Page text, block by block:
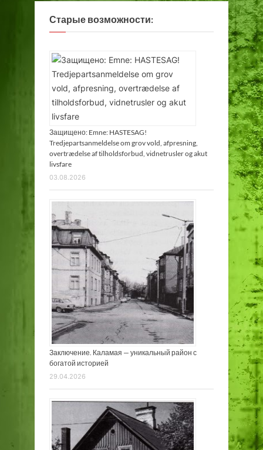
Старые возможности:
Защищено: Emne: HASTESAG!
Tredjepartsanmeldelse om grov vold, afpresning,
overtrædelse af tilholdsforbud, vidnetrusler og akut
livsfare
03.08.2026
Заключение. Каламая — уникальный район с
богатой историей
29.04.2026